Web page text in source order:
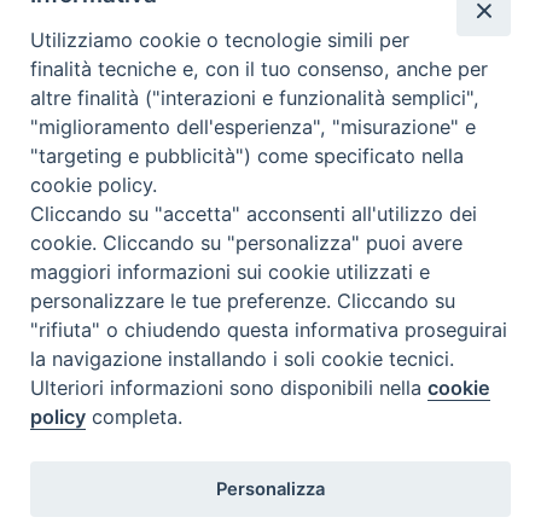
Piazza Mario Dottori, 14
02047 Poggio Mirteto (Rieti)
diocesi@diocesisabina.it
Utilizziamo cookie o tecnologie simili per
finalità tecniche e, con il tuo consenso, anche per
altre finalità ("interazioni e funzionalità semplici",
"miglioramento dell'esperienza", "misurazione" e
"targeting e pubblicità") come specificato nella
cookie policy.
Cliccando su "accetta" acconsenti all'utilizzo dei
cookie. Cliccando su "personalizza" puoi avere
maggiori informazioni sui cookie utilizzati e
personalizzare le tue preferenze. Cliccando su
"rifiuta" o chiudendo questa informativa proseguirai
la navigazione installando i soli cookie tecnici.
Ulteriori informazioni sono disponibili nellacookie
policy completa.
Personalizza